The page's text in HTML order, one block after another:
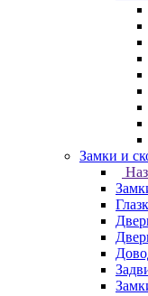
Замки и